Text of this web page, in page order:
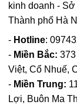
kinh doanh -
Thành phố Hà
- Hotline:
- Miền Bắc:
Việt, Cổ Nhuế,
- Miền Trung:
Lợi, Buôn Ma